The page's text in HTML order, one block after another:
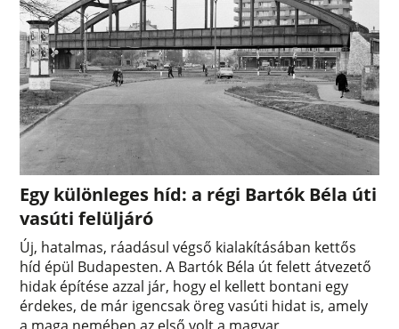
Egy különleges híd: a régi Bartók Béla úti
vasúti felüljáró
Új, hatalmas, ráadásul végső kialakításában kettős
híd épül Budapesten. A Bartók Béla út felett átvezető
hidak építése azzal jár, hogy el kellett bontani egy
érdekes, de már igencsak öreg vasúti hidat is, amely